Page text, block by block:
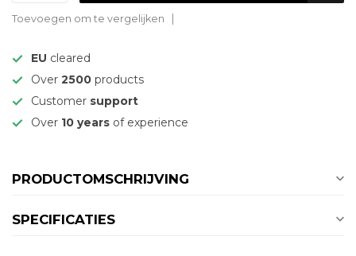
Toevoegen om te vergelijken
EU cleared
Over 2500 products
Customer support
Over 10 years of experience
PRODUCTOMSCHRIJVING
SPECIFICATIES